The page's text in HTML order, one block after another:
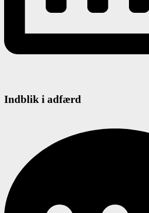
Indblik i adfærd